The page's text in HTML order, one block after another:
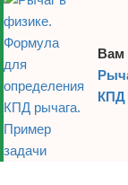
Вам
КПД